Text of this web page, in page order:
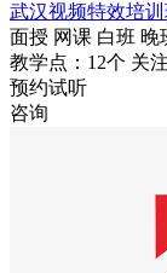
武汉视频特效培
面授 网课 白班 晚
教学点：12个 关
预约试听
咨询